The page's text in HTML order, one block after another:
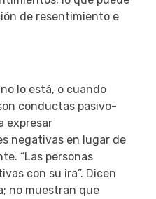
de resentimiento e
lo está, o cuando
conductas pasivo-
expresar
negativas en lugar de
“Las personas
con su ira”. Dicen
no muestran que